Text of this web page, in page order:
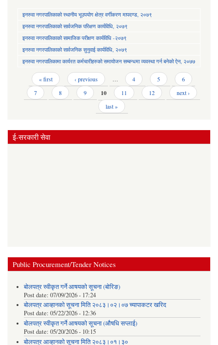
इनरुवा नगरपालिकाको स्थानीय भूउपयोग क्षेत्र वर्गीकरण मापदण्ड, २०७९
इनरुवा नगरपालिकाको सार्वजनिक परिक्षण कार्यविधि, २०७९
इनरुवा नगरपालिकाको सामाजिक परीक्षण कार्यविधि -२०७९
इनरुवा नगरपालिकाको सार्वजनिक सुनुवाई कार्यविधि, २०७९
इनरुवा नगरपालिकामा कार्यरत कर्मचारीहरुको समायोजन सम्बन्धमा व्यवस्था गर्न बनेको ऐन, २०७७
Pages « first ‹ previous … 4 5
6
7
8 9 10 11 12
next ›
last »
ई-सरकारी सेवा
Public Procurement/Tender Notices
बोलपत्र स्वीकृत गर्ने आषयको सूचना (बोरिङ)
Post date: 07/09/2026 - 17:24
बोलपत्र आव्हानको सूचना मिति २०८३।०२।०७ च्यापाकटर खरिद
Post date: 05/22/2026 - 12:36
बोलपत्र स्वीकृत गर्ने आषयको सूचना (औषधि सप्लाई)
Post date: 05/20/2026 - 10:15
बोलपत्र आव्हानको सूचना मिति २०८३।०१।३०